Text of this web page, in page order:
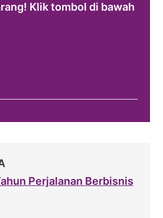
Klik tombol di bawah
Perjalanan Berbisnis